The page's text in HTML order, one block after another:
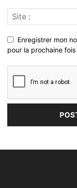
Enregistrer mon
pour la prochaine